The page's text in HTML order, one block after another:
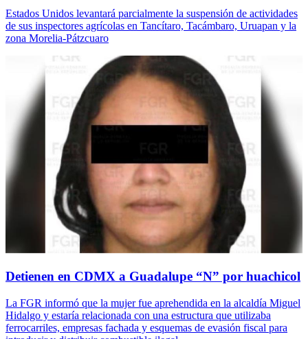
Estados Unidos levantará parcialmente la suspensión de actividades
de sus inspectores agrícolas en Tancítaro, Tacámbaro, Uruapan y la
zona Morelia-Pátzcuaro
Detienen en CDMX a Guadalupe “N” por huachicol
La FGR informó que la mujer fue aprehendida en la alcaldía Miguel
Hidalgo y estaría relacionada con una estructura que utilizaba
ferrocarriles, empresas fachada y esquemas de evasión fiscal para